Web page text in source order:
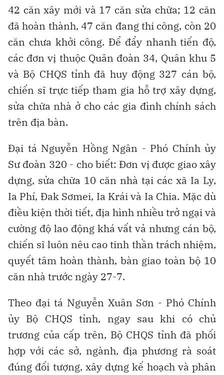
42 căn xây mới và 17 căn sửa chữa; 12 căn
đã hoàn thành, 47 căn đang thi công, còn 20
căn chưa khởi công. Để đẩy nhanh tiến độ,
các đơn vị thuộc Quân đoàn 34, Quân khu 5
và Bộ CHQS tỉnh đã huy động 327 cán bộ,
chiến sĩ trực tiếp tham gia hỗ trợ xây dựng,
sửa chữa nhà ở cho các gia đình chính sách
trên địa bàn.
Đại tá Nguyễn Hồng Ngân - Phó Chính ủy
Sư đoàn 320 - cho biết: Đơn vị được giao xây
dựng, sửa chữa 10 căn nhà tại các xã Ia Ly,
Ia Phí, Đak Sơmei, Ia Krái và Ia Chia. Mặc dù
điều kiện thời tiết, địa hình nhiều trở ngại và
cường độ lao động khá vất vả nhưng cán bộ,
chiến sĩ luôn nêu cao tinh thần trách nhiệm,
quyết tâm hoàn thành, bàn giao toàn bộ 10
căn nhà trước ngày 27-7.
Theo đại tá Nguyễn Xuân Sơn - Phó Chính
ủy Bộ CHQS tỉnh, ngay sau khi có chủ
trương của cấp trên, Bộ CHQS tỉnh đã phối
hợp với các sở, ngành, địa phương rà soát
đúng đối tượng, xây dựng kế hoạch và phân